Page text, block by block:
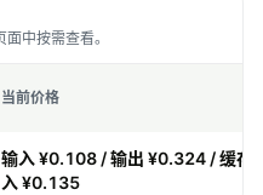
中按需查看。
当前价格
输入 ¥0.108 / 输出 ¥0.324 / 缓存
入 ¥0.135